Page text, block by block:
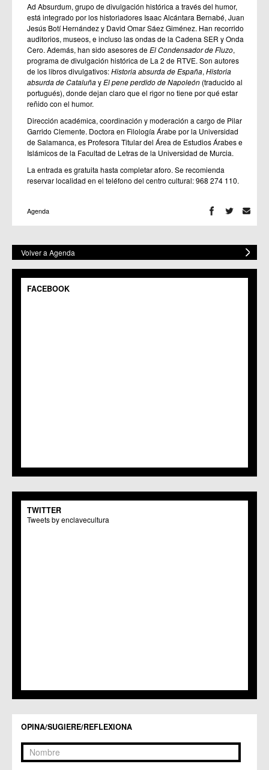
Ad Absurdum, grupo de divulgación histórica a través del humor,
está integrado por los historiadores Isaac Alcántara Bernabé, Juan
Jesús Botí Hernández y David Omar Sáez Giménez. Han recorrido
auditorios, museos, e incluso las ondas de la Cadena SER y Onda
Cero. Además, han sido asesores deEl Condensador de Fluzo,
programa de divulgación histórica de La 2 de RTVE. Son autores
de los libros divulgativos:Historia absurda de España, Historia
absurda de CataluñayEl pene perdido de Napoleón (traducido al
portugués), donde dejan claro que el rigor no tiene por qué estar
reñido con el humor.
Dirección académica, coordinación y moderación a cargo de Pilar
Garrido Clemente. Doctora en Filología Árabe por la Universidad
de Salamanca, es Profesora Titular del Área de Estudios Árabes e
Islámicos de la Facultad de Letras de la Universidad de Murcia.
La entrada es gratuita hasta completar aforo. Se recomienda
reservar localidad en el teléfono del centro cultural: 968 274 110.
Agenda
Volver a Agenda
FACEBOOK
TWITTER
Tweets by enclavecultura
OPINA/SUGIERE/REFLEXIONA